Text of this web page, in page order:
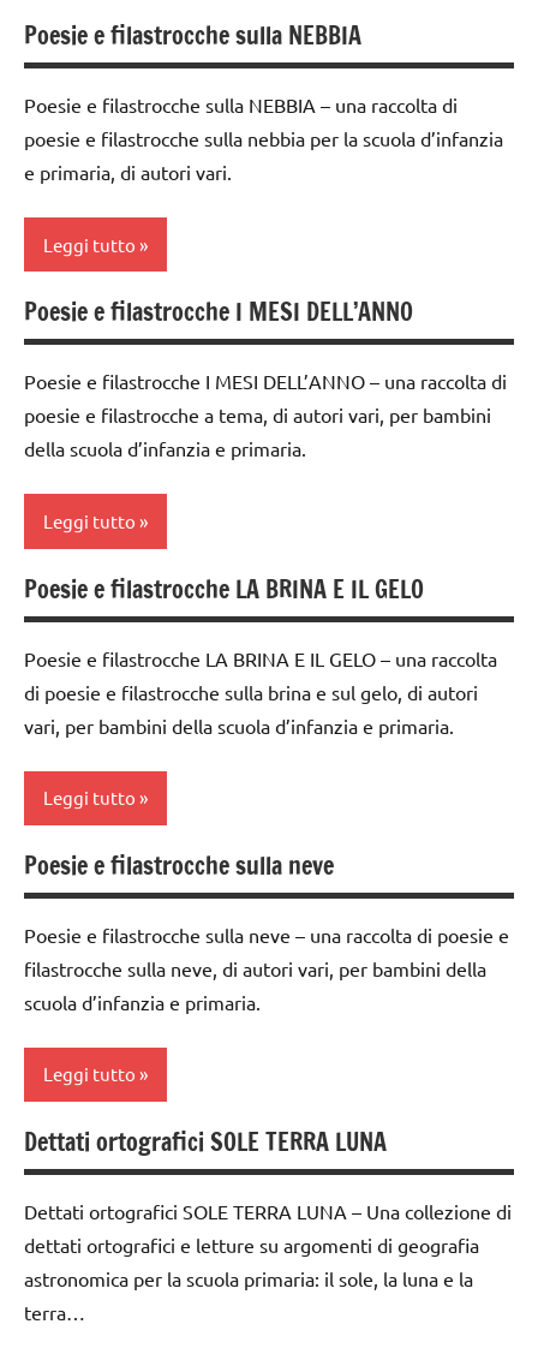
ARGOMENTI
PER ETA'
TUTTI GLI
ARTICOLI
classe
dettati /
tempo
dettati
ortografici
GEOGRAFIA
LINGUAGGIO
STAGIONI
Terra
TUTTI GLI
PER ETA'
ARTICOLI
classe
1a
classe
2a
classe
3a
classe
classe
dettati /
tempo
dettati
ortografici
GEOGRAFIA
LINGUAGGIO
STAGIONI
Terra
TUTTI GLI
PER ETA'
ARTICOLI
Poesie e filastrocche sulla NEBBIA
Poesie e filastrocche sulla NEBBIA – una raccolta di
poesie e filastrocche sulla nebbia per la scuola d’infanzia
e primaria, di autori vari.
Leggi tutto
classi
1a-5a
dai
3 ai
6
GEOGRAFIA
LINGUAGGIO
poesie /
tempo
atmosferico
filastrocche
Terra
TUTTI GLI
ARGOMENTI
Poesie e filastrocche I MESI DELL’ANNO
Poesie e filastrocche I MESI DELL’ANNO – una raccolta di
poesie e filastrocche a tema, di autori vari, per bambini
della scuola d’infanzia e primaria.
Leggi tutto
classi
1a-5a
dai
3 ai
6
GEOGRAFIA
poesie /
dell'anno
poesie
misura
del
poesie e
TUTTI GLI
Poesie e filastrocche LA BRINA E IL GELO
Poesie e filastrocche LA BRINA E IL GELO – una raccolta
di poesie e filastrocche sulla brina e sul gelo, di autori
vari, per bambini della scuola d’infanzia e primaria.
Leggi tutto
classi
1a-5a
dai
3 ai
6
GEOGRAFIA
LINGUAGGIO
poesie /
tempo
atmosferico
poesie e
Poesie e filastrocche sulla neve
Poesie e filastrocche sulla neve – una raccolta di poesie e
filastrocche sulla neve, di autori vari, per bambini della
scuola d’infanzia e primaria.
Leggi tutto
classi
1a-5a
dai
3 ai
6
anni
Dettati ortografici SOLE TERRA LUNA
Dettati ortografici SOLE TERRA LUNA – Una collezione di
dettati ortografici e letture su argomenti di geografia
astronomica per la scuola primaria: il sole, la luna e la
terra…